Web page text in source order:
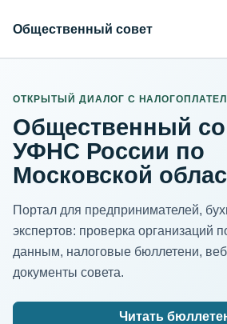
Общественный совет
ОТКРЫТЫЙ ДИАЛОГ С
Общественный
УФНС России по
Московской
Портал для предпринимателей,
экспертов: проверка организаций
данным, налоговые бюллетени,
документы совета.
Читать
ИНН организации
Адрес для нормализации